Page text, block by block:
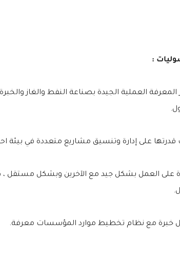
:
المعرفة العملية الجيدة بصناعة النفط والغاز
قدرتها على إدارة وتنسيق مشاريع متعددة في بيئة
على العمل بشكل جيد مع الآخرين وبشكل مستقل ،
خبرة مع نظام تخطيط موارد المؤسسات معرفة.